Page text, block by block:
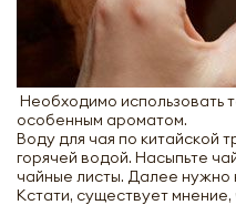
Необходимо использовать
особенным ароматом.
Воду для чая по китайской
горячей водой. Насыпьте
чайные листы. Далее нужно
Кстати, существует